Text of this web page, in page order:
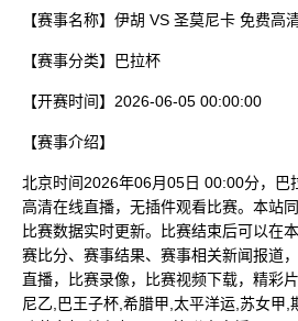
【赛事名称】 伊胡 VS 圣莫尼卡 免费高
【赛事分类】 巴拉杯
【开赛时间】 2026-06-05 00:00:00
【赛事介绍】
北京时间2026年06月05日 00:00分，巴
高清在线直播，无插件观看比赛。本站
比赛数据实时更新。比赛结束后可以在
赛比分、赛事结果、赛事相关新闻报道
直播，比赛录像，比赛视频下载，精彩
尼乙,巴王子杯,希腊甲,太平洋运,苏女甲,